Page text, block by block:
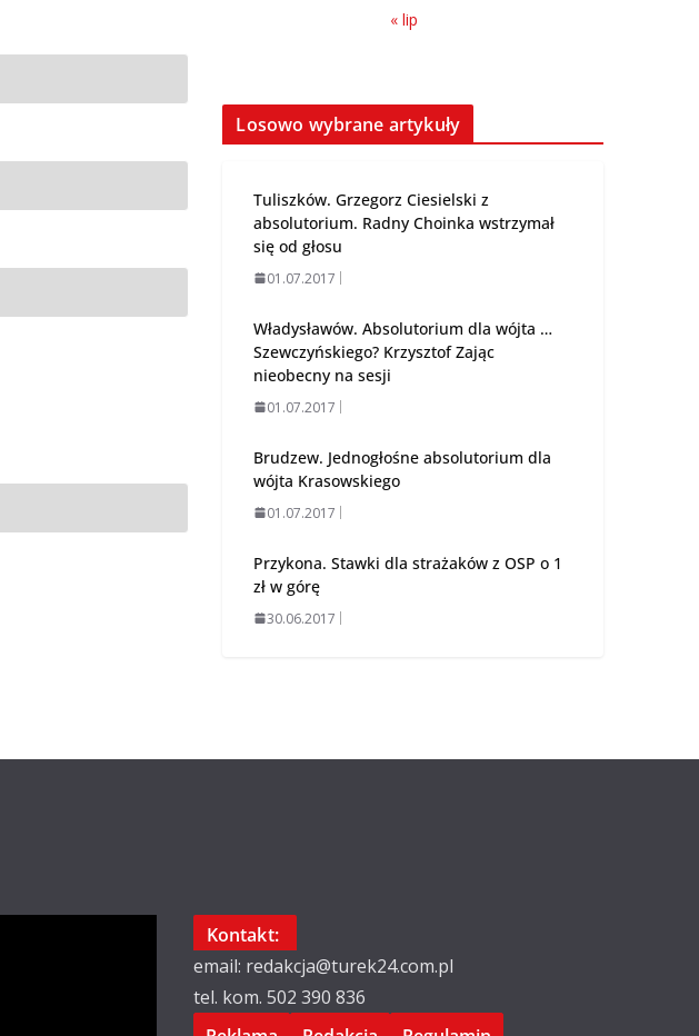
« lip
Losowo wybrane artykuły
Tuliszków. Grzegorz Ciesielski z
absolutorium. Radny Choinka wstrzymał
się od głosu
01.07.2017
Władysławów. Absolutorium dla wójta …
Szewczyńskiego? Krzysztof Zając
nieobecny na sesji
01.07.2017
Brudzew. Jednogłośne absolutorium dla
wójta Krasowskiego
01.07.2017
Przykona. Stawki dla strażaków z OSP o 1
zł w górę
30.06.2017
Kontakt:
email: redakcja@turek24.com.pl
tel. kom. 502 390 836